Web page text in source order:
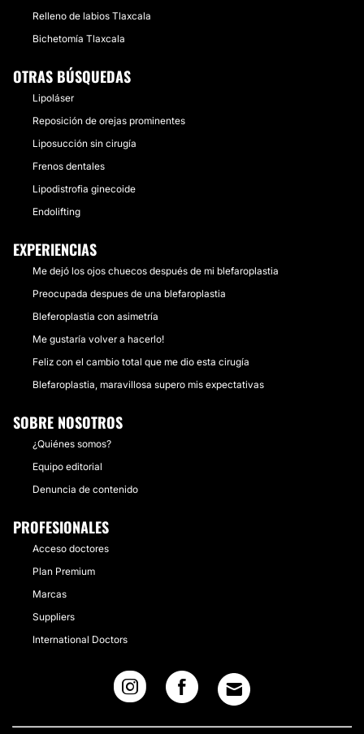
Relleno de labios Tlaxcala
Bichetomía Tlaxcala
OTRAS BÚSQUEDAS
Lipoláser
Reposición de orejas prominentes
Liposucción sin cirugía
Frenos dentales
Lipodistrofia ginecoide
Endolifting
EXPERIENCIAS
Me dejó los ojos chuecos después de mi blefaroplastia
Preocupada despues de una blefaroplastia
Bleferoplastia con asimetría
Me gustaría volver a hacerlo!
Feliz con el cambio total que me dio esta cirugía
Blefaroplastia, maravillosa supero mis expectativas
SOBRE NOSOTROS
¿Quiénes somos?
Equipo editorial
Denuncia de contenido
PROFESIONALES
Acceso doctores
Plan Premium
Marcas
Suppliers
International Doctors